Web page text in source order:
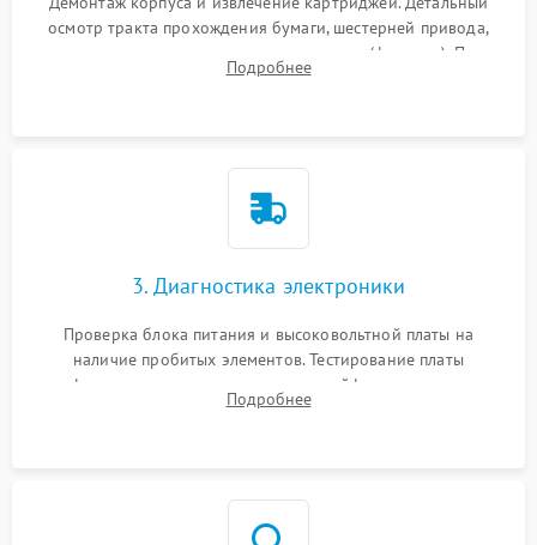
осмотр тракта прохождения бумаги, шестерней привода,
роликов захвата и узла термозакрепления (фьюзера). Поиск
физического износа и повреждений деталей.
Подробнее
3. Диагностика электроники
Проверка блока питания и высоковольтной платы на
наличие пробитых элементов. Тестирование платы
форматирования, целостности шлейфов, контактов
картриджа и оптопар (датчиков прохождения и наличия
Подробнее